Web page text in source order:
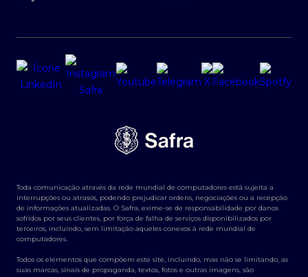
Toda comunicação através da rede mundial de computadores está sujeita a
interrupções ou atrasos, podendo prejudicar ordens, negociações ou a recepção
de informações atualizadas. O Safra, exime-se de responsabilidade por danos
sofridos por seus clientes, por força de falha de serviços disponibilizados por
terceiros, incluindo, sem limitação aqueles conexos à rede mundial de
computadores.
Todos os elementos que compõem este site, incluindo, mas não se limitando, as
suas marcas, sinais de propaganda, textos, fotos e outras imagens, são